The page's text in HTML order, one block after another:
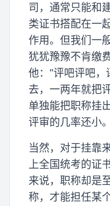
司，通常只能和
类证书搭配在一
作用。但我们一
犹犹豫豫不肯缴
他：“评吧评吧
去，一两年就把
单独能把职称挂
评审的几率还小。
当然，对于挂靠
上全国统考的证
来说，职称却是
称，才能担任某